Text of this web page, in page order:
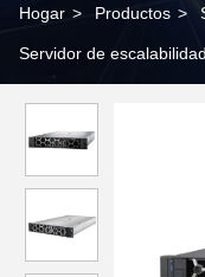
Hogar > Productos >
Servidor de